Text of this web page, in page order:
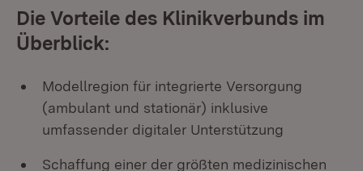
Die Vorteile des Klinikverbunds im
Überblick:
Modellregion für integrierte Versorgung
(ambulant und stationär) inklusive
umfassender digitaler Unterstützung
Schaffung einer der größten medizinischen